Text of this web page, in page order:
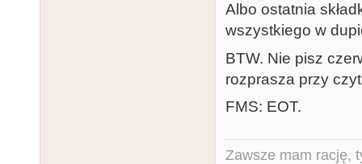
Albo ostatnia
wszystkiego w
BTW. Nie pisz
rozprasza przy
FMS: EOT.
Zawsze mam rację,